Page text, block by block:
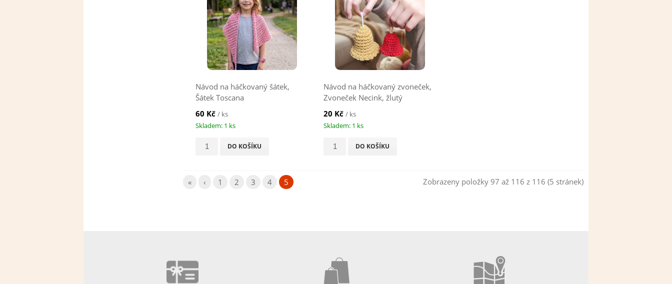
Návod na háčkovaný šátek,
Šátek Toscana
60 Kč / ks
Skladem: 1 ks
DO KOŠÍKU
Návod na háčkovaný zvoneček,
Zvoneček Necink, žlutý
20 Kč/ ks
Skladem: 1 ks
DO KOŠÍKU
« ‹ 1 2 3 4 5 Zobrazeny položky 97 až 116 z 116 (5 stránek)